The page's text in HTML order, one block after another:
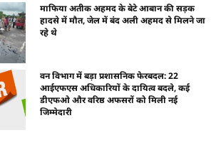
माफिया अतीक अहमद के बेटे आबान की सड़क
हादसे में मौत, जेल में बंद अली अहमद से मिलने जा
रहे थे
वन विभाग में बड़ा प्रशासनिक फेरबदल: 22
आईएफएस अधिकारियों के दायित्व बदले, कई
डीएफओ और वरिष्ठ अफसरों को मिली नई
जिम्मेदारी